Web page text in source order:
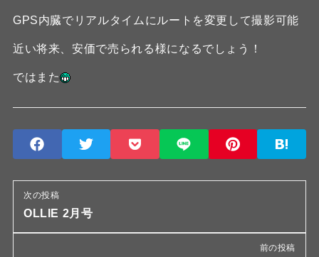
GPS内臓でリアルタイムにルートを変更して撮影可能
近い将来、安価で売られる様になるでしょう！
ではまた
次の投稿
OLLIE 2月号
前の投稿